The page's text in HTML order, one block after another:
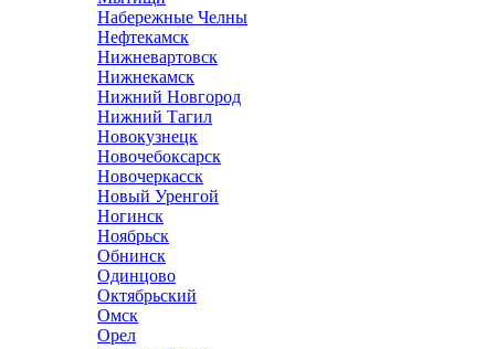
Набережные Челны
Нефтекамск
Нижневартовск
Нижнекамск
Нижний Новгород
Нижний Тагил
Новокузнецк
Новочебоксарск
Новочеркасск
Новый Уренгой
Ногинск
Ноябрьск
Обнинск
Одинцово
Октябрьский
Омск
Орел